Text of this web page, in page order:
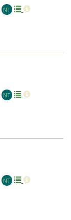
NT
NT
NT